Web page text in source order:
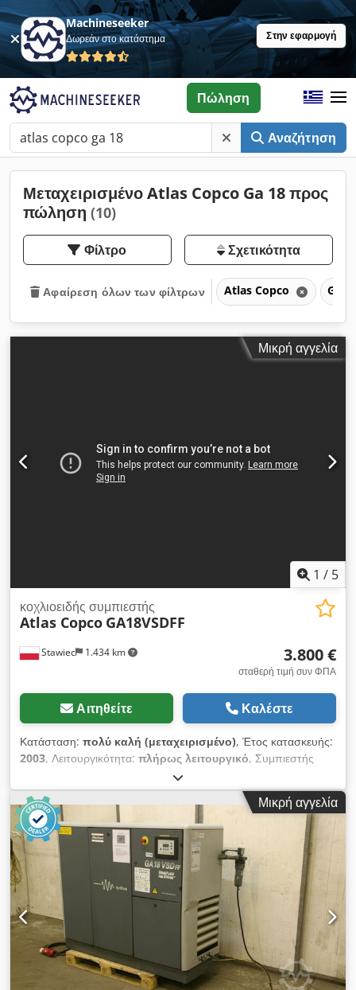
Machineseeker
Δωρεάν στο κατάστημα Στην εφαρμογή
Αναζήτηση
Πώληση
Μεταχειρισμένο Atlas Copco Ga 18 προς
πώληση (10)
Φίλτρο Σχετικότητα
Αφαίρεση όλων των φίλτρων Atlas Copco GA
Μικρή αγγελία
1 / 5
Stawiec 1.434 km
κοχλιοειδής συμπιεστής
Atlas Copco GA18VSDFF
3.800 €
σταθερή τιμή συν ΦΠΑ
Αιτηθείτε Καλέστε
Κατάσταση: πολύ καλή (μεταχειρισμένο), Έτος κατασκευής:
2003, Λειτουργικότητα: πλήρως λειτουργικό, Συμπιεστής
βιδωτός ATLAS COPCO GA18VSDFF, μηχάνημα με μετατροπέα
συχνότητας και αφυγραντήρα αέρα, μετά από συντήρηση.
Τεχνικά χαρακτηριστικά: Crodpfx Amezmt Nvjkjf
Παραγωγικότητα: 3,24 m³/λεπτό. Κινητήρας ισχύος 18,5 kW.
Μέγιστη πίεση: 12,75 bar. Έτος κατασκευής: 2003. Ώρες
λειτουργίας: 11137 ώρες!!! Τιμή: 16200 € (καθαρή). Τιμή:
19926 € (με φόρο). Ο συμπιεστής είναι σε άριστη κατάσταση
λειτουργίας, έτοιμος για χρήση, με εγγύηση. Παρέχουμε
υπηρεσίες συντήρησης. Ακολουθεί σύνδεσμος για βίντεο.
Μικρή αγγελία